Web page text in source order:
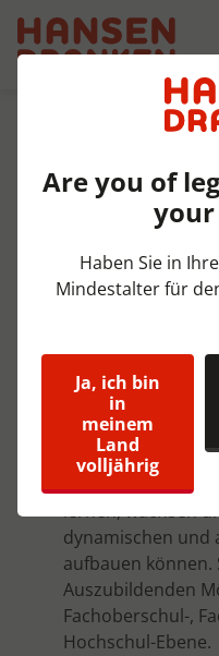
Anerkannter
Hansen
Hansen Dranken
Entwicklung und
anerkannter
Ihnen ein
lernen, wachsen
dynamischen und
aufbauen können.
Auszubildenden
Fachoberschul-,
Hochschul-Ebene.
Are you of
Haben Sie in
Mindestalter für
Ja, ich bin
in
meinem
Land
volljährig